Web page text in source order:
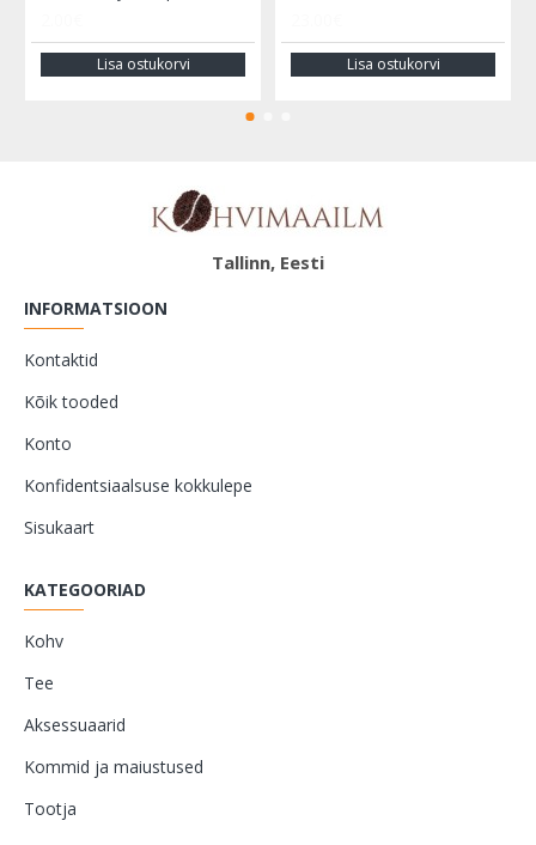
Lisa ostukorvi Lisa ostukorvi
Tallinn, Eesti
INFORMATSIOON
Kontaktid
Kõik tooded
Konto
Konfidentsiaalsuse kokkulepe
Sisukaart
KATEGOORIAD
Kohv
Tee
Aksessuaarid
Kommid ja maiustused
Tootja